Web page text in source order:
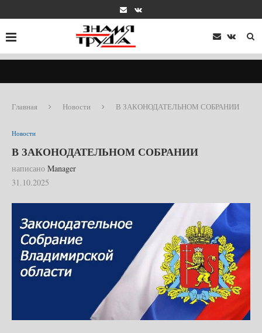
Главная Новости В ЗАКОНОДАТЕЛЬНОМ СОБРАНИИ
Новости
В ЗАКОНОДАТЕЛЬНОМ СОБРАНИИ
написано Manager
31.10.2025